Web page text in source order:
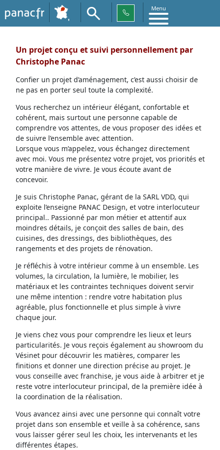
Menu
Un projet conçu et suivi personnellement par
Christophe Panac
Confier un projet d’aménagement, c’est aussi choisir de
ne pas en porter seul toute la complexité.
Vous recherchez un intérieur élégant, confortable et
cohérent, mais surtout une personne capable de
comprendre vos attentes, de vous proposer des idées et
de suivre l’ensemble avec attention.
Lorsque vous m’appelez, vous échangez directement
avec moi. Vous me présentez votre projet, vos priorités et
votre manière de vivre. Je vous écoute avant de
concevoir.
Je suis Christophe Panac, gérant de la SARL VDD, qui
exploite l’enseigne PANAC Design, et votre interlocuteur
principal.. Passionné par mon métier et attentif aux
moindres détails, je conçoit des salles de bain, des
cuisines, des dressings, des bibliothèques, des
rangements et des projets de rénovation.
Je réfléchis à votre intérieur comme à un ensemble. Les
volumes, la circulation, la lumière, le mobilier, les
matériaux et les contraintes techniques doivent servir
une même intention : rendre votre habitation plus
agréable, plus fonctionnelle et plus simple à vivre
chaque jour.
Je viens chez vous pour comprendre les lieux et leurs
particularités. Je vous reçois également au showroom du
Vésinet pour découvrir les matières, comparer les
finitions et donner une direction précise au projet. Je
vous conseille avec franchise, je vous aide à arbitrer et je
reste votre interlocuteur principal, de la première idée à
la coordination de la réalisation.
Vous avancez ainsi avec une personne qui connaît votre
projet dans son ensemble et veille à sa cohérence, sans
vous laisser gérer seul les choix, les intervenants et les
différentes étapes.